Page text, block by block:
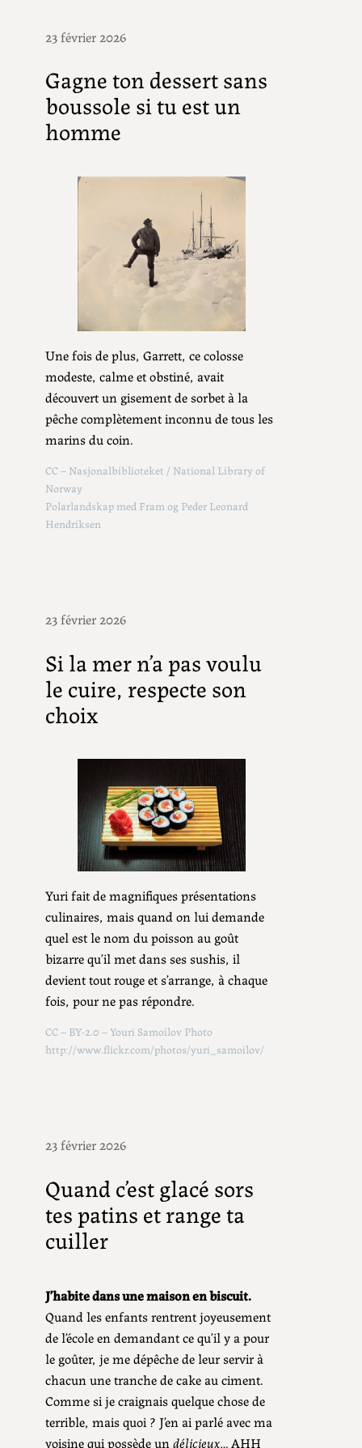
23 février 2026
Gagne ton dessert sans
boussole si tu est un
homme
Une fois de plus, Garrett, ce colosse
modeste, calme et obstiné, avait
découvert un gisement de sorbet à la
pêche complètement inconnu de tous les
marins du coin.
CC – Nasjonalbiblioteket / National Library of
Norway
Polarlandskap med Fram og Peder Leonard
Hendriksen
23 février 2026
Si la mer n’a pas voulu
le cuire, respecte son
choix
Yuri fait de magnifiques présentations
culinaires, mais quand on lui demande
quel est le nom du poisson au goût
bizarre qu’il met dans ses sushis, il
devient tout rouge et s’arrange, à chaque
fois, pour ne pas répondre.
CC – BY-2.0 – Youri Samoilov Photo
http://www.flickr.com/photos/yuri_samoilov/
23 février 2026
Quand c’est glacé sors
tes patins et range ta
cuiller
J’habite dans une maison en biscuit.
Quand les enfants rentrent joyeusement
de l’école en demandant ce qu’il y a pour
le goûter, je me dépêche de leur servir à
chacun une tranche de cake au ciment.
Comme si je craignais quelque chose de
terrible, mais quoi ? J’en ai parlé avec ma
voisine qui possède undélicieux… AHH